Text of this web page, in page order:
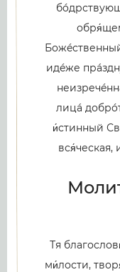
идéже
лицá
и́стинный
вся́ческая,
Тя
ми́лости,